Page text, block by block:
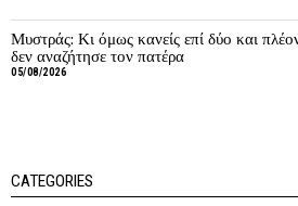
Μυστράς: Κι όμως κανείς επί δύο και
δεν αναζήτησε τον πατέρα
05/08/2026
CATEGORIES